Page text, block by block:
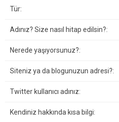
Tür:
Adınız? Size nasıl hitap edilsin?:
Nerede yaşıyorsunuz?:
Siteniz ya da blogunuzun adresi?:
Twitter kullanıcı adınız:
Kendiniz hakkında kısa bilgi: